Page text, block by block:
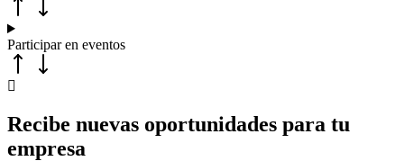
Participar en eventos
Recibe nuevas oportunidades para tu
empresa